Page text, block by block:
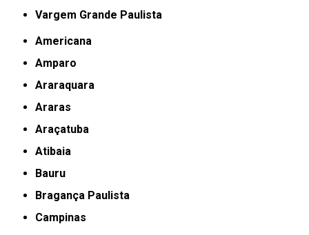
Vargem Grande Paulista
Americana
Amparo
Araraquara
Araras
Araçatuba
Atibaia
Bauru
Bragança Paulista
Campinas